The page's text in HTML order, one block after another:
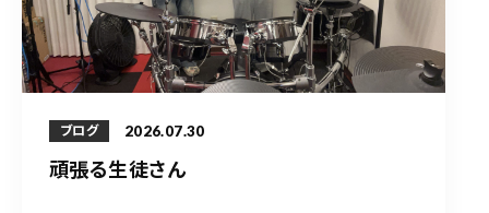
ブログ 2026.07.30
頑張る生徒さん